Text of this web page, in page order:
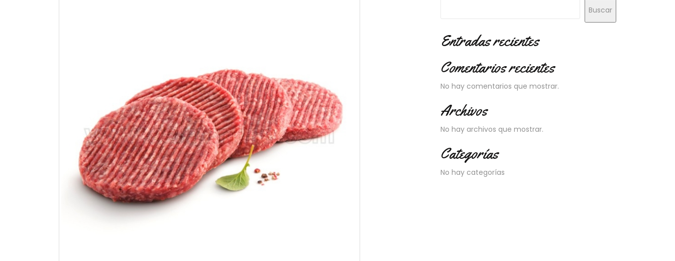
Buscar
Entradas recientes
Comentarios recientes
No hay comentarios que mostrar.
Archivos
No hay archivos que mostrar.
Categorías
No hay categorías